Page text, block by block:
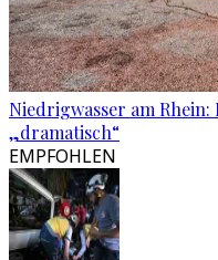
Niedrigwasser am
„dramatisch“
EMPFOHLEN